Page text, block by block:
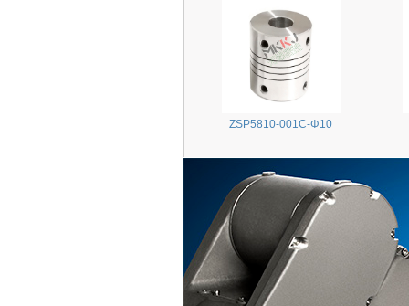
ZSP5810-001C-Φ10